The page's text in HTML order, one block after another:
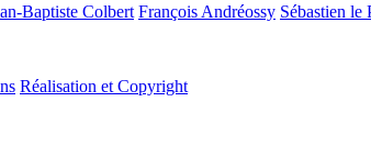
Baptiste Colbert François Andréossy Sébastien le
Réalisation et Copyright